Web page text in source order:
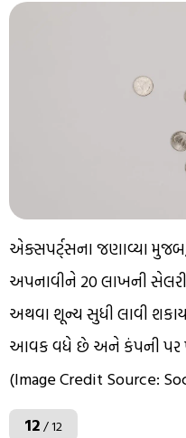
એક્સપર્ટ્સના જણાવ્યા મુજબ,
અપનાવીને ₹20 લાખની
અથવા શૂન્ય સુધી લાવી
આવક વધે છે અને કંપની પર
(Image Credit Source:
12/ 12